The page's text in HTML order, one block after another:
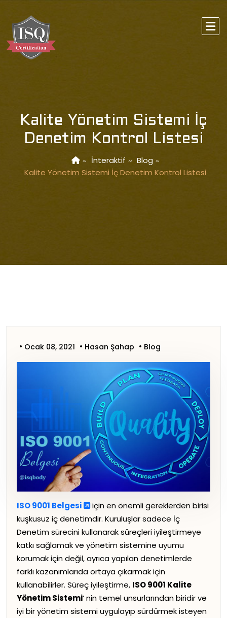
Kalite Yönetim Sistemi İç
Denetim Kontrol Listesi
İnteraktif
Blog
Kalite Yönetim Sistemi İç Denetim Kontrol Listesi
Ocak 08, 2021 Hasan Şahap Blog
ISO 9001 Belgesi
için en önemli gereklerden birisi
kuşkusuz iç denetimdir. Kuruluşlar sadece İç
Denetim sürecini kullanarak süreçleri iyileştirmeye
katkı sağlamak ve yönetim sistemine uyumu
korumak için değil, ayrıca yapılan denetimlerde
farklı kazanımlarıda ortaya çıkarmak için
kullanabilirler. Süreç iyileştirme, ISO 9001 Kalite
Yönetim Sistemi’ nin temel unsurlarından biridir ve
iyi bir yönetim sistemi uygulayıp sürdürmek isteyen